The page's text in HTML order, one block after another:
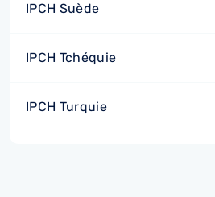
IPCH Suède
IPCH Tchéquie
IPCH Turquie